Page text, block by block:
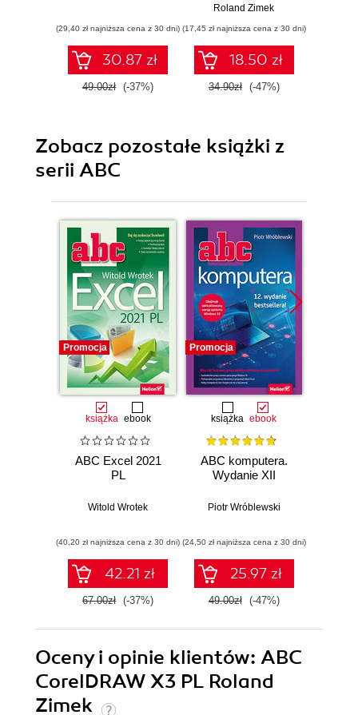
(29,40 zł najniższa cena z 30 dni)
30.87 zł
49.00zł (-37%)
Roland Zimek
(17,45 zł najniższa cena z 30 dni)
18.50 zł
34.90zł (-47%)
Zobacz pozostałe książki z
serii ABC
Promocja
książka ebook
ABC Excel 2021
PL
Witold Wrotek
(40,20 zł najniższa cena z 30 dni)
42.21 zł
67.00zł (-37%)
Promocja
książka ebook
ABC komputera.
Wydanie XII
Piotr Wróblewski
(24,50 zł najniższa cena z 30 dni)
25.97 zł
49.00zł (-47%)
Oceny i opinie klientów: ABC
CorelDRAW X3 PL Roland
Zimek